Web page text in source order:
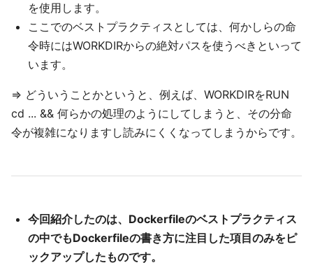
を使用します。
ここでのベストプラクティスとしては、何かしらの命
令時にはWORKDIRからの絶対パスを使うべきといって
います。
=> どういうことかというと、例えば、WORKDIRをRUN
cd ... && 何らかの処理のようにしてしまうと、その分命
令が複雑になりますし読みにくくなってしまうからです。
今回紹介したのは、Dockerfileのベストプラクティス
の中でもDockerfileの書き方に注目した項目のみをピ
ックアップしたものです。